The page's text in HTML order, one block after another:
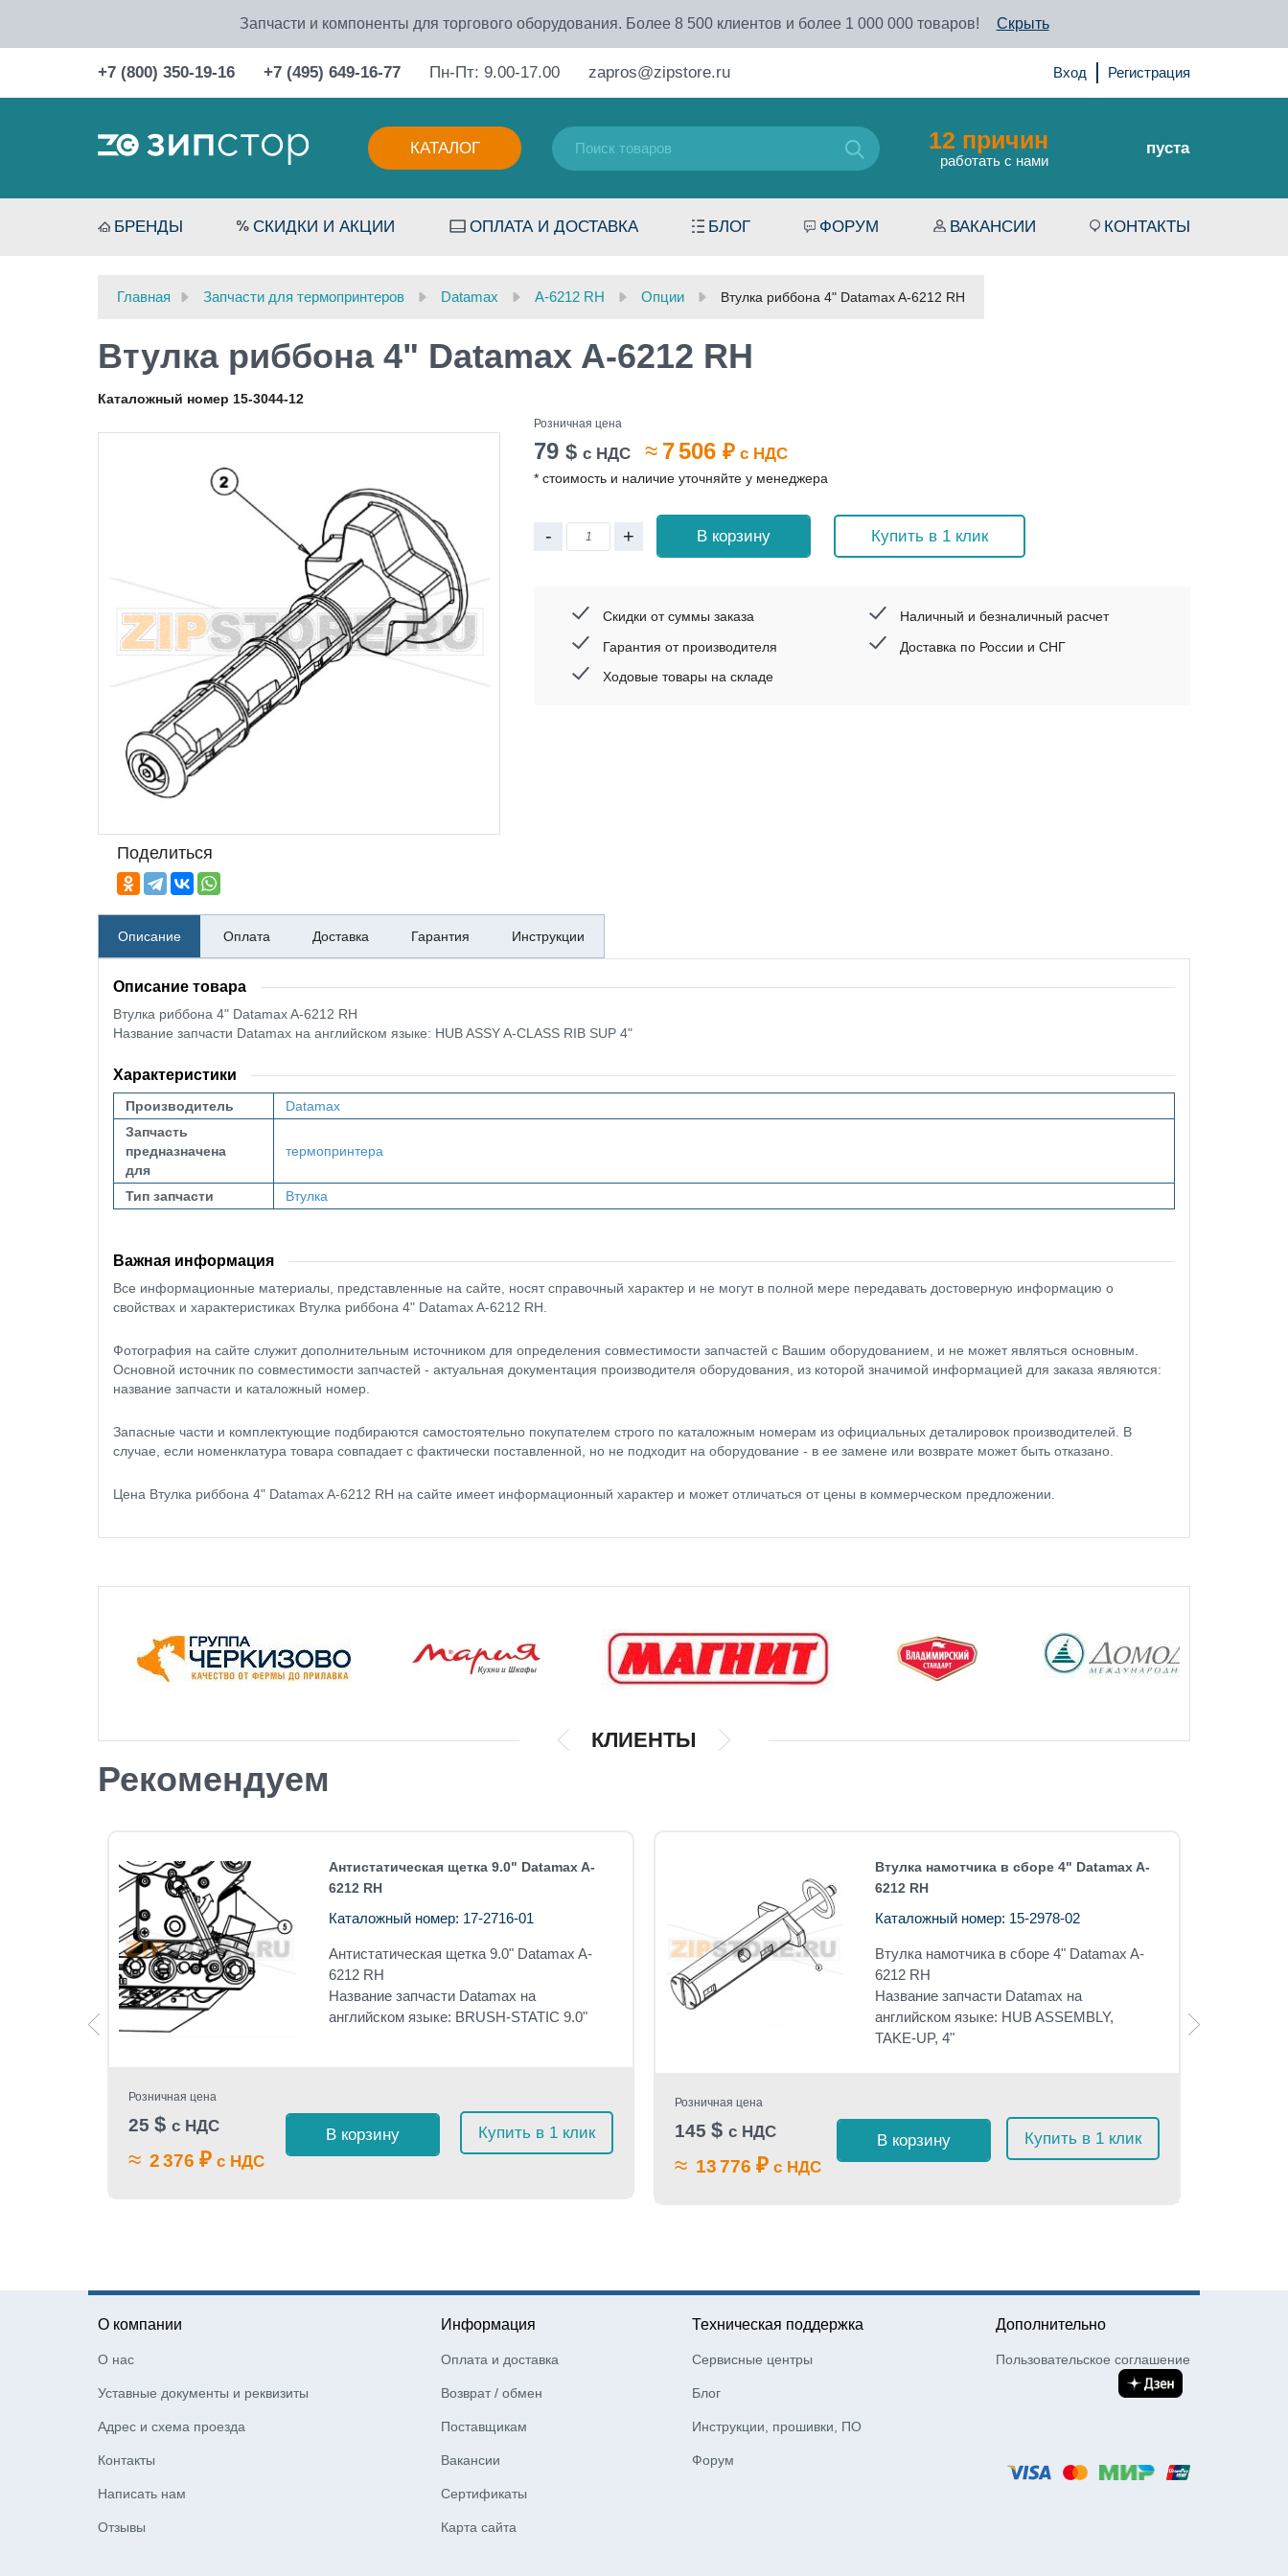
Запчасти и компоненты для торгового оборудования. Более 8 500 клиентов и более 1 000 000 товаров! Скрыть
+7 (800) 350-19-16 +7 (495) 649-16-77 Пн-Пт: 9.00-17.00 zapros@zipstore.ru Вход Регистрация
КАТАЛОГ 12 причин
работать с нами
пуста
БРЕНДЫ СКИДКИ И АКЦИИ ОПЛАТА И ДОСТАВКА БЛОГ ФОРУМ ВАКАНСИИ КОНТАКТЫ
Главная Запчасти для термопринтеров Datamax A-6212 RH Опции Втулка риббона 4" Datamax A-6212 RH
Втулка риббона 4" Datamax A-6212 RH
Каталожный номер 15-3044-12
Поделиться
Розничная цена
79 $ с НДС ≈ 7 506 ₽ с НДС
* стоимость и наличие уточняйте у менеджера
- + В корзину Купить в 1 клик
Скидки от суммы заказа
Гарантия от производителя
Ходовые товары на складе
Наличный и безналичный расчет
Доставка по России и СНГ
Описание Оплата Доставка Гарантия Инструкции
Описание товара
Втулка риббона 4" Datamax A-6212 RH
Название запчасти Datamax на английском языке: HUB ASSY A-CLASS RIB SUP 4"
Характеристики
Производитель
Datamax
Запчасть
предназначена
для
термопринтера
Тип запчасти Втулка
Важная информация
Все информационные материалы, представленные на сайте, носят справочный характер и не могут в полной мере передавать достоверную информацию о
свойствах и характеристиках Втулка риббона 4" Datamax A-6212 RH.
Фотография на сайте служит дополнительным источником для определения совместимости запчастей с Вашим оборудованием, и не может являться основным.
Основной источник по совместимости запчастей - актуальная документация производителя оборудования, из которой значимой информацией для заказа являются:
название запчасти и каталожный номер.
Запасные части и комплектующие подбираются самостоятельно покупателем строго по каталожным номерам из официальных деталировок производителей. В
случае, если номенклатура товара совпадает с фактически поставленной, но не подходит на оборудование - в ее замене или возврате может быть отказано.
Цена Втулка риббона 4" Datamax A-6212 RH на сайте имеет информационный характер и может отличаться от цены в коммерческом предложении.
КЛИЕНТЫ
Рекомендуем
Антистатическая щетка 9.0" Datamax A-
6212 RH
Каталожный номер: 17-2716-01
Антистатическая щетка 9.0" Datamax A-
6212 RH
Название запчасти Datamax на
английском языке: BRUSH-STATIC 9.0"
Розничная цена
25 $ с НДС
≈ 2 376 ₽ с НДС
В корзину Купить в 1 клик
Втулка намотчика в сборе 4" Datamax A-
6212 RH
Каталожный номер: 15-2978-02
Втулка намотчика в сборе 4" Datamax A-
6212 RH
Название запчасти Datamax на
английском языке: HUB ASSEMBLY,
TAKE-UP, 4"
Розничная цена
145 $ с НДС
≈ 13 776 ₽ с НДС
В корзину Купить в 1 клик
О компании
О нас
Уставные документы и реквизиты
Адрес и схема проезда
Контакты
Написать нам
Отзывы
Информация
Оплата и доставка
Возврат / обмен
Поставщикам
Вакансии
Сертификаты
Карта сайта
Техническая поддержка
Сервисные центры
Блог
Инструкции, прошивки, ПО
Форум
Дополнительно
Пользовательское соглашение